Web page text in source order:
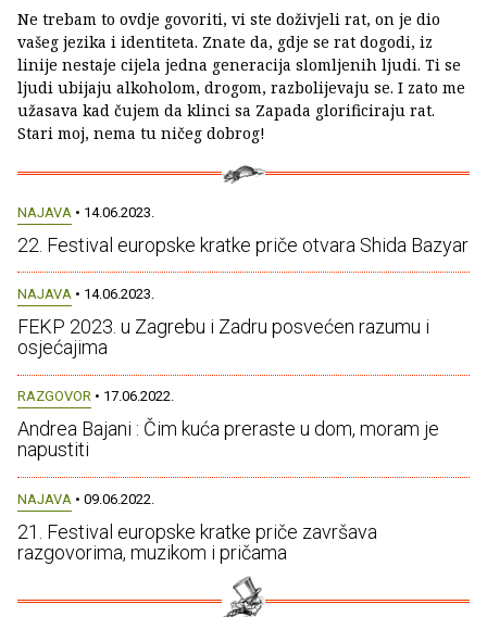
Ne trebam to ovdje govoriti, vi ste doživjeli rat, on je dio
vašeg jezika i identiteta. Znate da, gdje se rat dogodi, iz
linije nestaje cijela jedna generacija slomljenih ljudi. Ti se
ljudi ubijaju alkoholom, drogom, razbolijevaju se. I zato me
užasava kad čujem da klinci sa Zapada glorificiraju rat.
Stari moj, nema tu ničeg dobrog!
NAJAVA • 14.06.2023.
22. Festival europske kratke priče otvara Shida Bazyar
NAJAVA • 14.06.2023.
FEKP 2023. u Zagrebu i Zadru posvećen razumu i
osjećajima
RAZGOVOR • 17.06.2022.
Andrea Bajani : Čim kuća preraste u dom, moram je
napustiti
NAJAVA • 09.06.2022.
21. Festival europske kratke priče završava
razgovorima, muzikom i pričama